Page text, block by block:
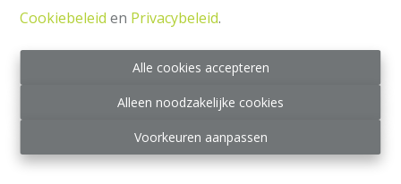
Cookiebeleid en Privacybeleid.
Alle cookies accepteren
Alleen noodzakelijke cookies
Voorkeuren aanpassen
Rue Rouen-Bovie 29, 1210 Saint-Josse-Ten-
4